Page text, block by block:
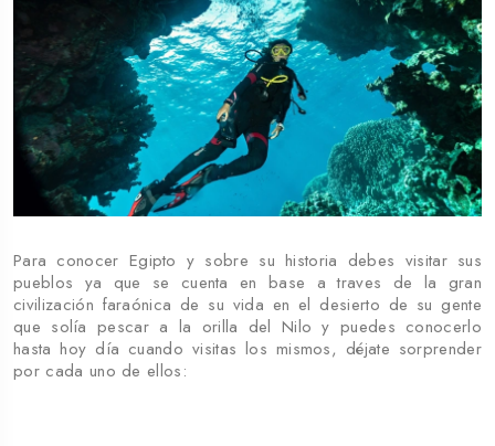
Para conocer Egipto y sobre su historia debes visitar sus
pueblos ya que se cuenta en base a traves de la gran
civilización faraónica de su vida en el desierto de su gente
que solía pescar a la orilla del Nilo y puedes conocerlo
hasta hoy día cuando visitas los mismos, déjate sorprender
por cada uno de ellos: